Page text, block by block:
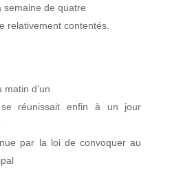
semaine de quatre
relativement contentés.
d’un
réunissait enfin à un jour
par la loi de convoquer au